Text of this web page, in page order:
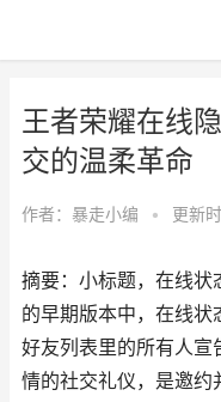
王者荣耀在线
交的温柔革命
作者： 暴走小编 • 更新
摘要：小标题，在线状
的早期版本中，在线状
好友列表里的所有人宣
情的社交礼仪，是邀约